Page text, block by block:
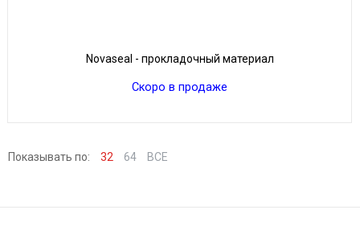
Novaseal - прокладочный материал
Скоро в продаже
Показывать по: 32 64 ВСЕ